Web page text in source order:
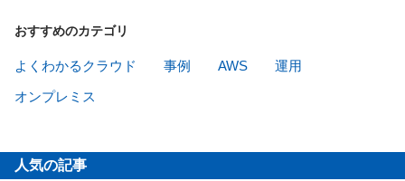
おすすめのカテゴリ
よくわかるクラウド 事例 AWS
運用
オンプレミス
人気の記事